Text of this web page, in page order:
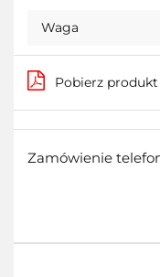
Waga
Pobierz
Zamówienie